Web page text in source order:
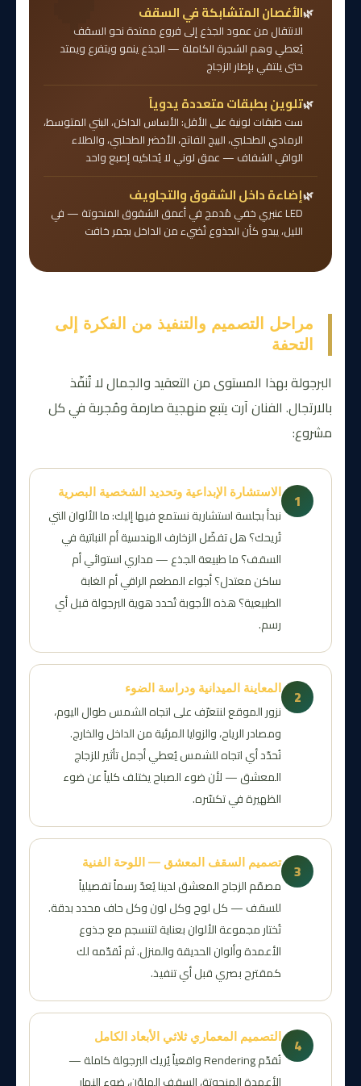
الأغصان المتشابكة في السقف
الانتقال من عمود الجذع إلى فروع ممتدة نحو السقف
يُعطي وهم الشجرة الكاملة — الجذع ينمو ويتفرع ويمتد
حتى يلتقي بإطار الزجاج
تلوين بطبقات متعددة يدوياً
ست طبقات لونية على الأقل: الأساس الداكن، البني المتوسط،
الرمادي الطحلبي، البيج الفاتح، الأخضر الطحلبي، والطلاء
الواقي الشفاف — عمق لوني لا يُحاكيه إصبع واحد
إضاءة داخل الشقوق والتجاويف
LED عنبري خفي مُدمج في أعمق الشقوق المنحوتة — في
الليل، يبدو كأن الجذوع تُضيء من الداخل بجمر خافت
مراحل التصميم والتنفيذ من الفكرة إلى
التحفة
البرجولة بهذا المستوى من التعقيد والجمال لا تُنفّذ
بالارتجال. الفنان آرت يتبع منهجية صارمة ومُجربة في كل
مشروع:
1 الاستشارة الإبداعية وتحديد الشخصية البصرية
نبدأ بجلسة استشارية نستمع فيها إليك: ما الألوان التي
تُريحك؟ هل تفضّل الزخارف الهندسية أم النباتية في
السقف؟ ما طبيعة الجذع — مداري استوائي أم
ساكن معتدل؟ أجواء المطعم الراقي أم الغابة
الطبيعية؟ هذه الأجوبة تُحدد هوية البرجولة قبل أي
رسم.
2 المعاينة الميدانية ودراسة الضوء
نزور الموقع لنتعرّف على اتجاه الشمس طوال اليوم،
ومصادر الرياح، والزوايا المرئية من الداخل والخارج.
نُحدّد أي اتجاه للشمس يُعطي أجمل تأثير للزجاج
المعشق — لأن ضوء الصباح يختلف كلياً عن ضوء
الظهيرة في تكسّره.
3 تصميم السقف المعشق — اللوحة الفنية
مصمّم الزجاج المعشق لدينا يُعدّ رسماً تفصيلياً
للسقف — كل لوح وكل لون وكل حاف محدد بدقة.
تُختار مجموعة الألوان بعناية لتنسجم مع جذوع
الأعمدة وألوان الحديقة والمنزل. ثم نُقدّمه لك
كمقترح بصري قبل أي تنفيذ.
4 التصميم المعماري ثلاثي الأبعاد الكامل
نُقدّم Rendering واقعياً يُريك البرجولة كاملة —